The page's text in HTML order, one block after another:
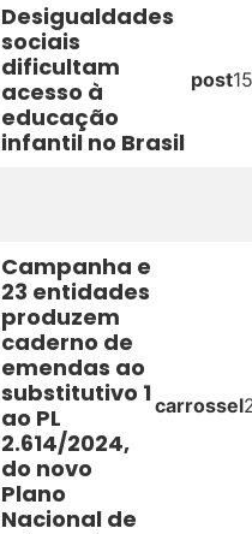
Desigualdades
sociais
dificultam
acesso à
educação
infantil no Brasil
post
Campanha e
23 entidades
produzem
caderno de
emendas ao
substitutivo 1
ao PL
2.614/2024,
do novo
Plano
Nacional de
carrossel